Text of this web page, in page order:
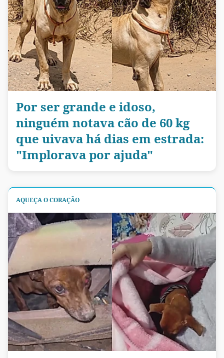
Por ser grande e idoso,
ninguém notava cão de 60 kg
que uivava há dias em estrada:
"Implorava por ajuda"
AQUEÇA O CORAÇÃO